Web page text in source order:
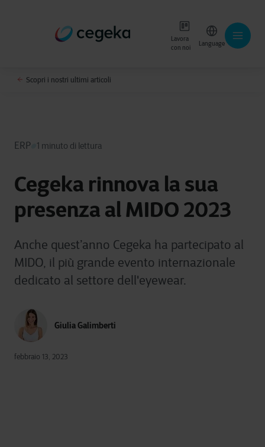
Lavora
con noi
Language
Scopri i nostri ultimi articoli
ERP 1 minuto di lettura
Cegeka rinnova la sua
presenza al MIDO 2023
Anche quest’anno Cegeka ha partecipato al
MIDO, il più grande evento internazionale
dedicato al settore dell'eyewear.
Giulia Galimberti
febbraio 13, 2023